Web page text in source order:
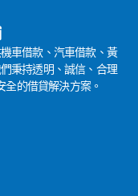
車借款、汽車借款、黃
秉持透明、誠信、合理
的借貸解決方案。